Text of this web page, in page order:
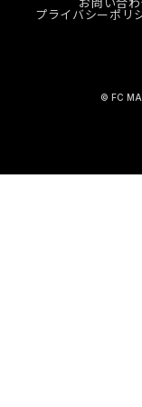
プライバシーポリ
© FC